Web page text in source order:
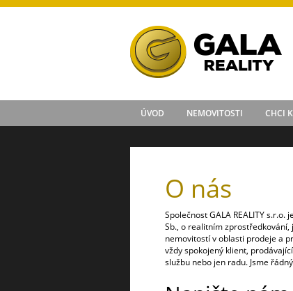
ÚVOD NEMOVITOSTI CHCI
O nás
Společnost GALA REALITY
Sb., o realitním
nemovitostí v oblasti prodeje a
vždy spokojený klient,
službu nebo jen radu. Jsme